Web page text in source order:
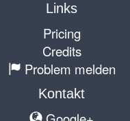
Links
Pricing
Credits
Problem melden
Kontakt